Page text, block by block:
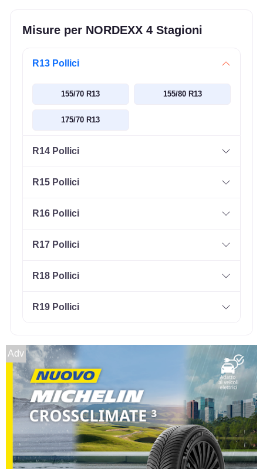
Misure per NORDEXX 4 Stagioni
R13 Pollici
155/70 R13 155/80 R13
175/70 R13
R14 Pollici
R15 Pollici
R16 Pollici
R17 Pollici
R18 Pollici
R19 Pollici
Adv